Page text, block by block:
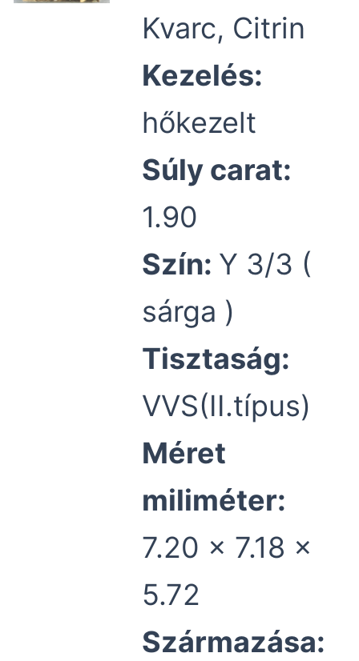
Kvarc, Citrin
Kezelés:
hőkezelt
Súly carat:
1.90
Szín: Y 3/3 (
sárga )
Tisztaság:
VVS(II.típus)
Méret
miliméter:
7.20 x 7.18 x
5.72
Származása: